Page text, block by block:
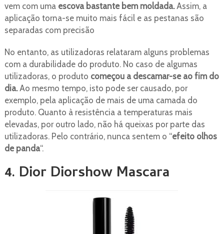
vem com umaescova bastante bem moldada.Assim, a
aplicação torna-se muito mais fácil e as pestanas são
separadas com precisão
No entanto, as utilizadoras relataram alguns problemas
com a durabilidade do produto. No caso de algumas
utilizadoras, o produto começou a descamar-se ao fim do
dia.Ao mesmo tempo, isto pode ser causado, por
exemplo, pela aplicação de mais de uma camada do
produto. Quanto à resistência a temperaturas mais
elevadas, por outro lado, não há queixas por parte das
utilizadoras. Pelo contrário, nunca sentem o “efeito olhos
de panda“.
4. Dior Diorshow Mascara